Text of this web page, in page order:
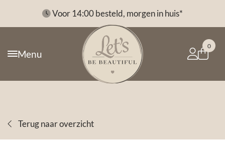
Voor 14:00 besteld, morgen in huis*
Menu
0
Terug naar overzicht